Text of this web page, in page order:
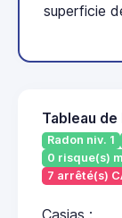
superficie
Tableau
Radon niv. 1
0 risque(s)
7 arrêté(s)
Casias :